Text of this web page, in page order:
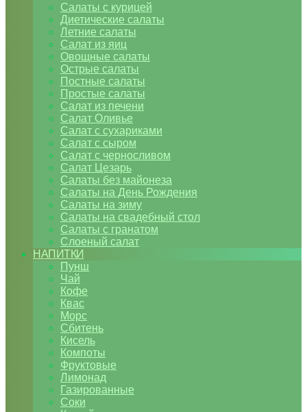
Салаты с курицей
Диетические салаты
Летние салаты
Салат из яиц
Овощные салаты
Острые салаты
Постные салаты
Простые салаты
Салат из печени
Салат Оливье
Салат с сухариками
Салат с сыром
Салат с черносливом
Салат Цезарь
Салаты без майонеза
Салаты на День Рождения
Салаты на зиму
Салаты на свадебный стол
Салаты с гранатом
Слоеный салат
НАПИТКИ
Пунш
Чай
Кофе
Квас
Морс
Сбитень
Кисель
Компоты
Фруктовые
Лимонад
Газированные
Соки